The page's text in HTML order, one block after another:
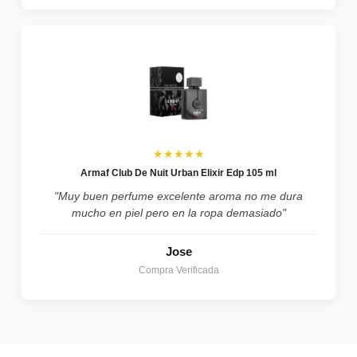
★★★★★
Armaf Club De Nuit Urban Elixir Edp 105 ml
"Muy buen perfume excelente aroma no me dura
mucho en piel pero en la ropa demasiado"
Jose
Compra Verificada